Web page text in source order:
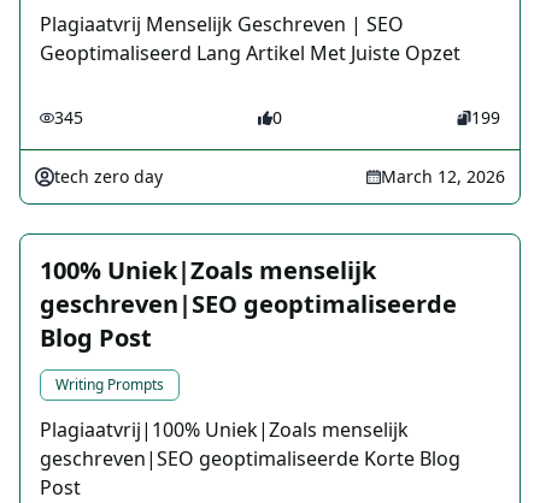
Plagiaatvrij Menselijk Geschreven | SEO
Geoptimaliseerd Lang Artikel Met Juiste Opzet
345 0 199
tech zero day March 12, 2026
100% Uniek|Zoals menselijk
geschreven|SEO geoptimaliseerde
Blog Post
Writing Prompts
Plagiaatvrij|100% Uniek|Zoals menselijk
geschreven|SEO geoptimaliseerde Korte Blog
Post